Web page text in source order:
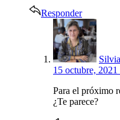
Responder
says:
15 octubre, 2021
Para el próximo
¿Te parece?